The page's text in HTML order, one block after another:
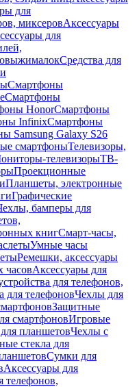
для
миксеровАксессуары
для
Средства для
Смартфоны
Смартфоны
HonorСмартфоны
InfinixСмартфоны
Samsung Galaxy S26
смартфоныТелевизоры,
телевизорыТВ-
Проекционные
Планшеты, электронные
Графические
бамперы для
книгСмарт-часы,
Умные часы
Ремешки, аксессуары
часовАксессуары для
для телефонов,
для телефоновЧехлы для
Защитные
смартфоновИгровые
планшетовЧехлы с
стекла для
Сумки для
Аксессуары для
телефонов,